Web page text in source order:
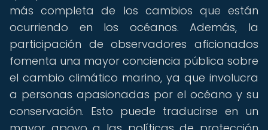
más completa de los cambios que están
ocurriendo en los océanos. Además, la
participación de observadores aficionados
fomenta una mayor conciencia pública sobre
el cambio climático marino, ya que involucra
a personas apasionadas por el océano y su
conservación. Esto puede traducirse en un